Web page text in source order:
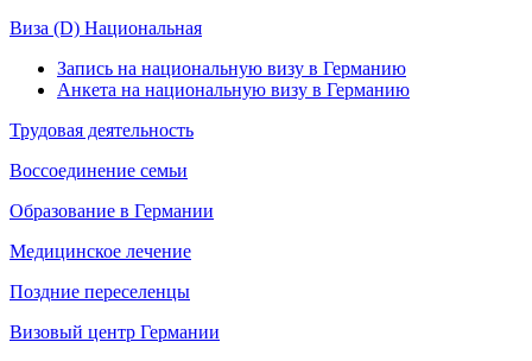
Виза (D) Национальная
Запись на национальную визу в Германию
Анкета на национальную визу в Германию
Трудовая деятельность
Воссоединение семьи
Образование в Германии
Медицинское лечение
Поздние переселенцы
Визовый центр Германии